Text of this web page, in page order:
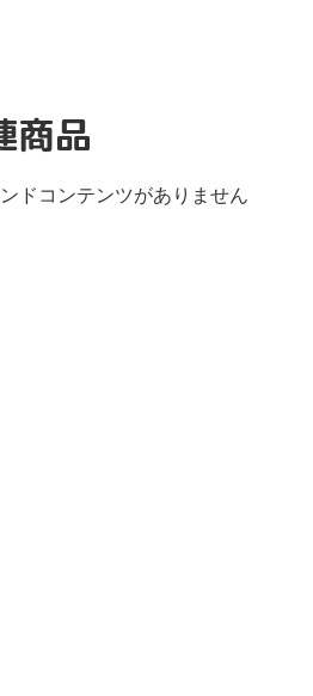
商品
ドコンテンツがありません